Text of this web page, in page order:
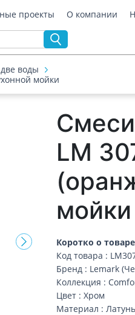
проекты О компании
воды
мойки
LM
мойки
Коротко о товаре
Код товара :
Бренд : Lemark
Коллекция :
Цвет : Хром
Материал : Латунь